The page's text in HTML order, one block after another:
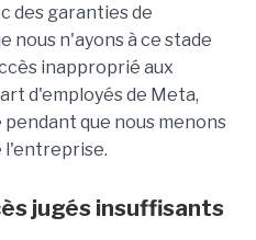
des garanties de
nous n'ayons à ce stade
inapproprié aux
d'employés de Meta,
que nous menons
l'entreprise.
jugés insuffisants